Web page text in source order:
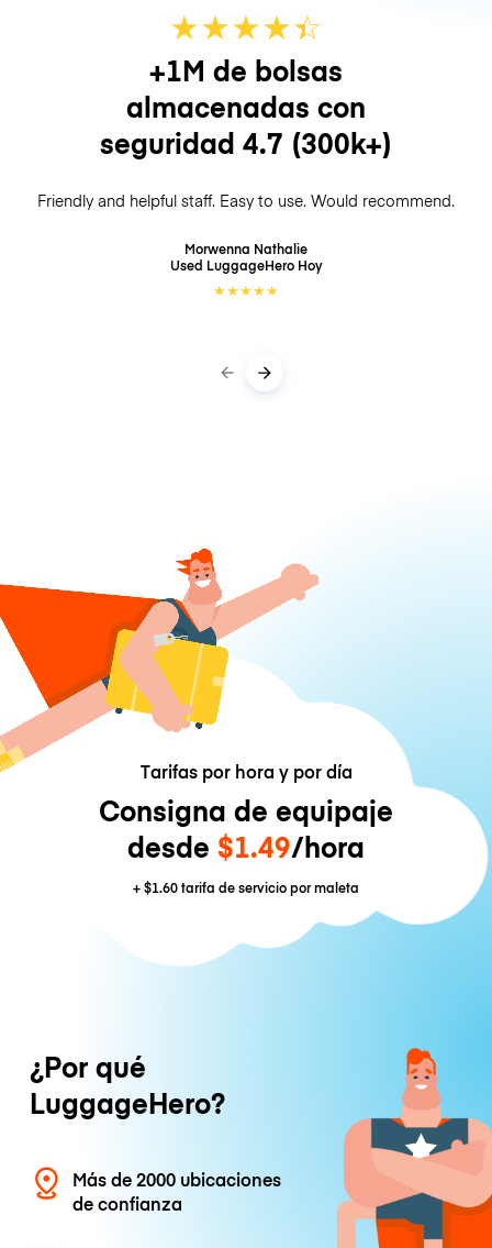
★★★★☆
★
+1M de bolsas
almacenadas con
seguridad 4.7 (300k+)
Friendly and helpful staff. Easy to use. Would recommend.
Morwenna Nathalie
Used LuggageHero Hoy
★★★★★
Tarifas por hora y por día
Consigna de equipaje
desde $1.49/hora
+$1.60tarifa de servicio por maleta
¿Por qué
LuggageHero?
Más de 2000 ubicaciones
de confianza